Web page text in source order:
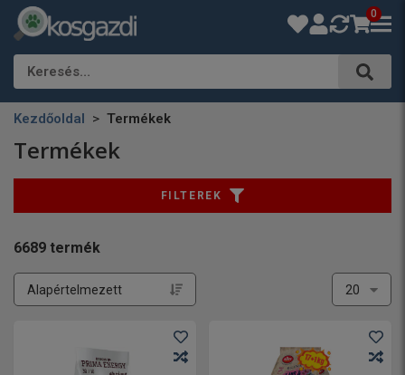
0
Keresés…
Kezdőoldal Termékek
Termékek
6689 termék
FILTEREK